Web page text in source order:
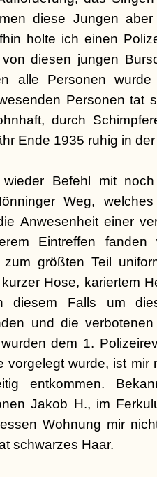
diese Jungen
holte ich einen
diesen jungen
alle Personen
Personen tat
durch
Ende 1935 ruhig in
Befehl mit
Weg,
Anwesenheit einer
Eintreffen
größten Teil
Hose, kariertem
diesem Falls um
und die
dem 1.
vorgelegt wurde, ist mir
entkommen.
Jakob H., im
Wohnung mir
schwarzes Haar.